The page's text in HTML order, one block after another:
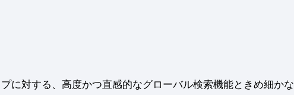
に対する、高度かつ直感的なグローバル検索機能ときめ細かな